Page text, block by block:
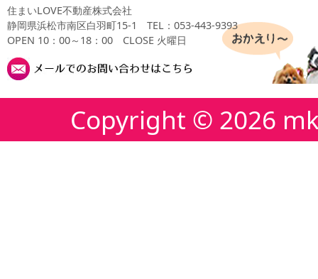
住まいLOVE不動産株式会社
静岡県浜松市南区白羽町15-1 TEL：053-443-9393
OPEN 10：00～18：00 CLOSE 火曜日
Copyright © 2026